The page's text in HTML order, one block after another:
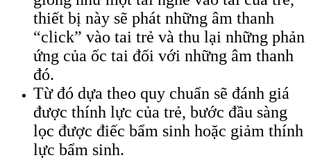
thiết bị này sẽ phát những âm thanh
“click” vào tai trẻ và thu lại những phản
ứng của ốc tai đối với những âm thanh
đó.
Từ đó dựa theo quy chuẩn sẽ đánh giá
được thính lực của trẻ, bước đầu sàng
lọc được điếc bẩm sinh hoặc giảm thính
lực bẩm sinh.